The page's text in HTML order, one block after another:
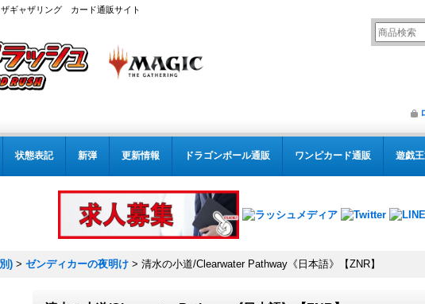
ギャザリング カード通販サイト
状態表記 新弾 更新情報 ドラゴンボール通販 ワンピカード通販 遊戯
) > ゼンディカーの夜明け > 清水の小道/Clearwater Pathway《日本語》【ZNR】